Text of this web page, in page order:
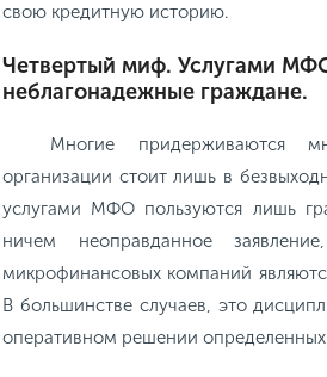
свою кредитную историю.
Четвертый миф. Услугами
неблагонадежные граждане.
Многие придерживаются
организации стоит лишь в
услугами МФО пользуются лишь
ничем неоправданное
микрофинансовых компаний
В большинстве случаев, это
оперативном решении